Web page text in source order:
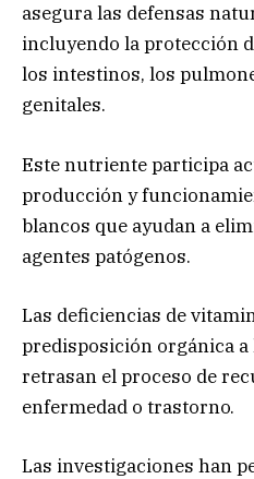
asegura las defensas
incluyendo la protección
los intestinos, los
genitales.
Este nutriente participa
producción y
blancos que ayudan a
agentes patógenos.
Las deficiencias de
predisposición orgánica
retrasan el proceso de
enfermedad o trastorno.
Las investigaciones han